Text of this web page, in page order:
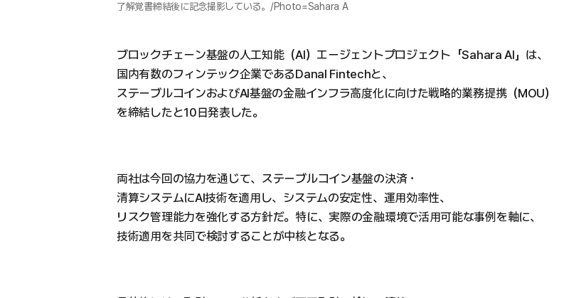
了解覚書締結後に記念撮影している。/Photo=Sahara A
ブロックチェーン基盤の人工知能（AI）エージェントプロジェクト「Sahara AI」は、
国内有数のフィンテック企業であるDanal Fintechと、
ステーブルコインおよびAI基盤の金融インフラ高度化に向けた戦略的業務提携（MOU）
を締結したと10日発表した。
両社は今回の協力を通じて、ステーブルコイン基盤の決済・
清算システムにAI技術を適用し、システムの安定性、運用効率性、
リスク管理能力を強化する方針だ。特に、実際の金融環境で活用可能な事例を軸に、
技術適用を共同で検討することが中核となる。